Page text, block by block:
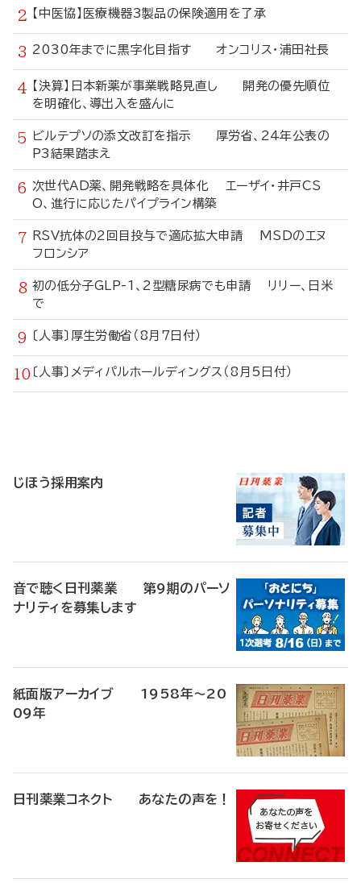
【中医協】医療機器3製品の保険適用を了承
2030年までに黒字化目指す オンコリス・浦田社長
【決算】日本新薬が事業戦略見直し 開発の優先順位
を明確化、導出入を盛んに
ビルテプソの添文改訂を指示 厚労省、24年公表の
P3結果踏まえ
次世代AD薬、開発戦略を具体化 エーザイ・井戸CS
O、進行に応じたパイプライン構築
RSV抗体の2回目投与で適応拡大申請 MSDのエヌ
フロンシア
初の低分子GLP-1、2型糖尿病でも申請 リリー、日米
で
〔人事〕厚生労働省（8月7日付）
〔人事〕メディパルホールディングス（8月5日付）
じほう採用案内
音で聴く日刊薬業 第9期のパーソ
ナリティを募集します
紙面版アーカイブ 1958年～20
09年
日刊薬業コネクト あなたの声を！